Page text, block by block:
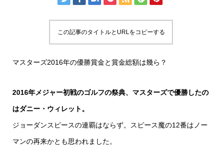
この記事のタイトルとURLをコピーする
マスターズ2016年の優勝賞金と賞金総額は幾ら？
2016年メジャー初戦のゴルフの祭典、マスターズで優勝したの
はダニー・ウィレット。
ジョーダンスピースの連覇はならず。スピース魔の12番はノー
マンの再来かとも思われました。